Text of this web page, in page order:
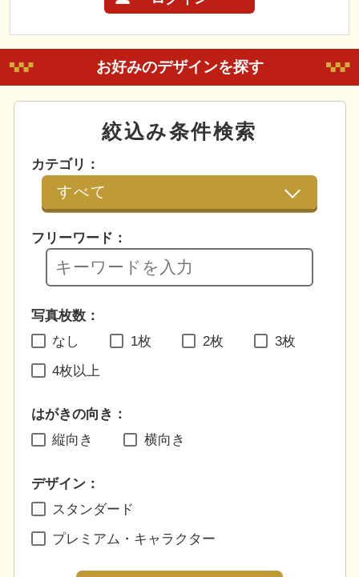
お好みのデザインを探す
絞込み条件検索
カテゴリ：
フリーワード：
写真枚数：
なし
1枚 2枚 3枚
4枚以上
はがきの向き：
縦向き
横向き
デザイン：
スタンダード
プレミアム・キャラクター